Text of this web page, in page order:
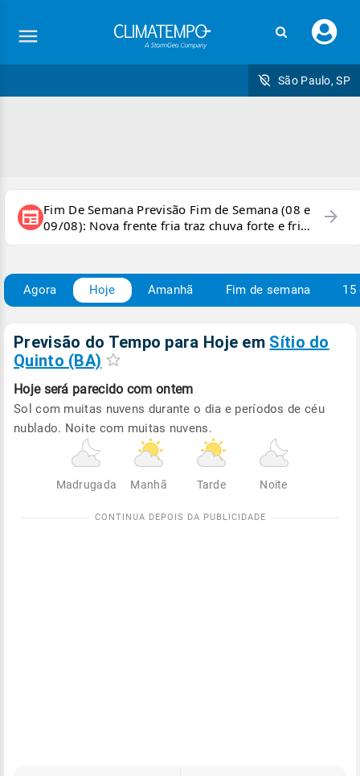
seu
São Paulo, SP
newspaper Fim De Semana Previsão Fim de Semana (08 e
09/08): Nova frente fria traz chuva forte e frio
para áreas do país
arrow_forward
Agora Hoje Amanhã Fim de semana 15
Previsão do Tempo para Hoje em Sítio do
Quinto (BA)
Hoje será parecido com ontem
Sol com muitas nuvens durante o dia e períodos de céu
nublado. Noite com muitas nuvens.
Madrugada Manhã Tarde Noite